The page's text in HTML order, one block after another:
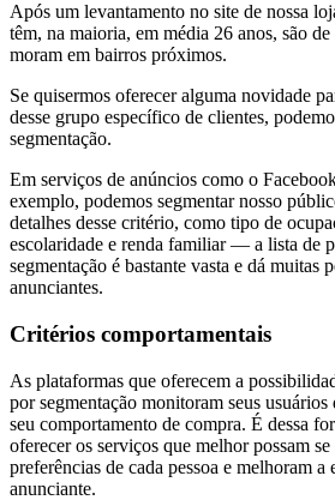
Após um levantamento no site de nossa
têm, na maioria, em média 26 anos, são de
moram em bairros próximos.
Se quisermos oferecer alguma novidade
desse grupo específico de clientes,
segmentação.
Em serviços de anúncios como o
exemplo, podemos segmentar nosso
detalhes desse critério, como tipo de
escolaridade e renda familiar — a lista de
segmentação é bastante vasta e dá muitas
anunciantes.
Critérios comportamentais
As plataformas que oferecem a
por segmentação monitoram seus
seu comportamento de compra. É dessa
oferecer os serviços que melhor possam
preferências de cada pessoa e melhoram a
anunciante.